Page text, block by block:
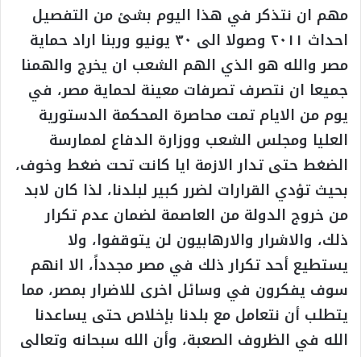
مهم ان نتذكر في هذا اليوم بشئ من التفصيل
احداث ٢٠١١ وصولا الى ٣٠ يونيو وربنا اراد حماية
مصر والله هو الذي الهم الشعب ان يخرج والهمنا
جميعا ان نتصرف تصرفات معينة لحماية مصر، في
يوم من الايام تمت محاصرة المحكمة الدستورية
العليا ومجلس الشعب ووزارة الدفاع لممارسة
الضغط حتى تدار الازمة ايا كانت تحت ضغط وخوف،
بحيث تؤدي القرارات لضرر كبير لبلدنا، لذا كان لابد
من خروج الدولة من العاصمة لضمان عدم تكرار
ذلك، والاشرار والارهابيون لن يتوقفوا، ولا
يستطيع أحد تكرار ذلك في مصر مجدداً، الا انهم
سوف يفكرون في وسائل اخرى للاضرار بمصر، مما
يتطلب أن نتعامل مع بلدنا بإخلاص حتى يساعدنا
الله في الظروف الصعبة، وأن الله سبحانه وتعالى